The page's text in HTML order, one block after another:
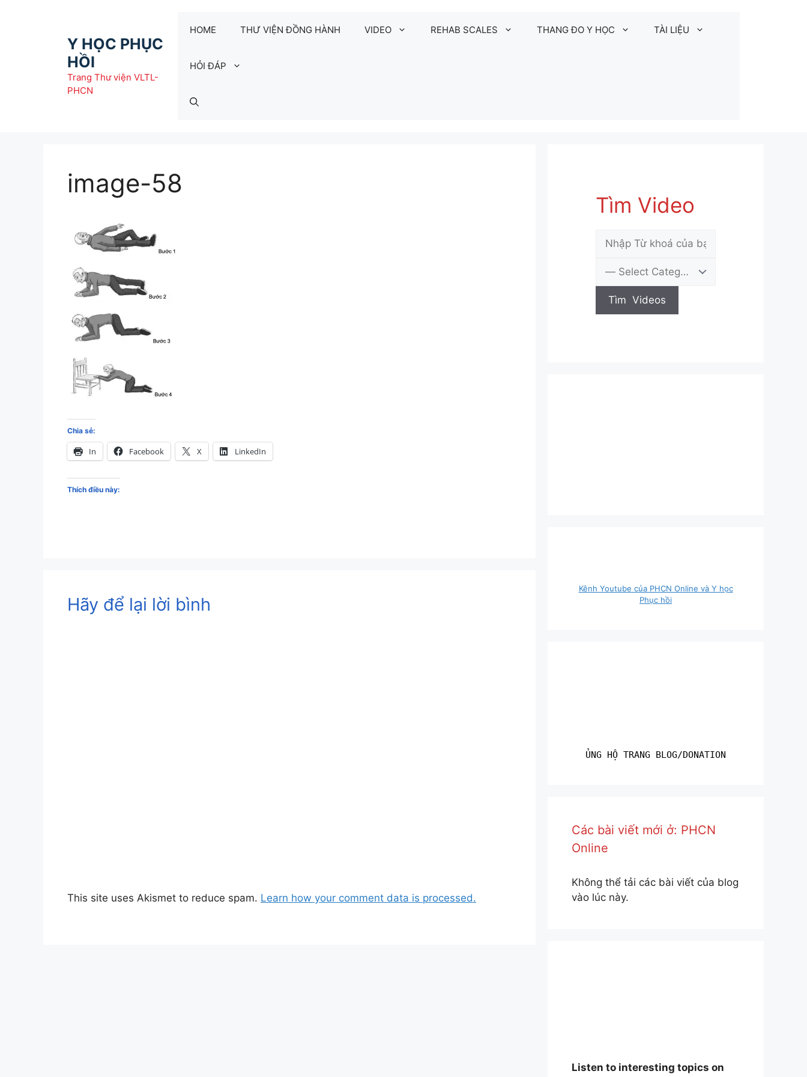
Y HỌC PHỤC
HỒI
Trang Thư viện VLTL-
PHCN
HOME THƯ VIỆN ĐỒNG HÀNH VIDEO REHAB SCALES THANG ĐO Y HỌC TÀI LIỆU
HỎI ĐÁP
image-58
Chia sẻ:
In Facebook X LinkedIn
Thích điều này:
Hãy để lại lời bình
This site uses Akismet to reduce spam. Learn how your comment data is processed.
Tìm Video
Kênh Youtube của PHCN Online và Y học
Phục hồi
ỦNG HỘ TRANG BLOG/DONATION
Các bài viết mới ở: PHCN
Online
Không thể tải các bài viết của blog
vào lúc này.
Listen to interesting topics on